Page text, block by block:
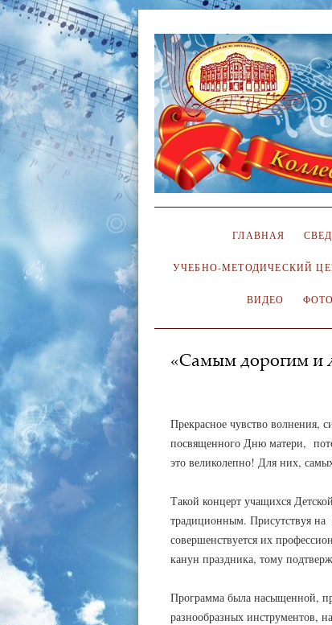
ГЛАВНАЯ
УЧЕБНО-МЕТОДИЧЕСКИЙ
ВИДЕО ФОТО
«Самым дорогим и
Прекрасное чувство волнения,
посвященного Дню матери,
это великолепно! Для них,
Такой концерт учащихся
традиционным. Присутствуя
совершенствуется их
канун праздника, тому
Программа была насыщенной,
разнообразных инструментов,